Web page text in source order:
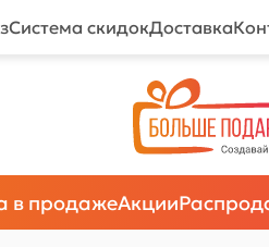
Система скидокДоставка
в продажеАкции